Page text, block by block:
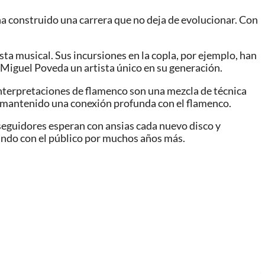
construido una carrera que no deja de evolucionar. Con
musical. Sus incursiones en la copla, por ejemplo, han
Poveda un artista único en su generación.
de flamenco son una mezcla de técnica
una conexión profunda con el flamenco.
esperan con ansias cada nuevo disco y
con el público por muchos años más.